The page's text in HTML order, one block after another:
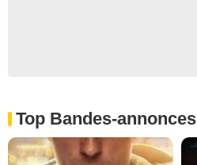
Top Bandes-annonces